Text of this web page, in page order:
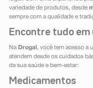
variedade de produtos, desde
sempre com a qualidade e
Encontre tudo em
Na Drogal , você tem acesso a
atendem desde os cuidados
da sua saúde e bem-estar:
Medicamentos